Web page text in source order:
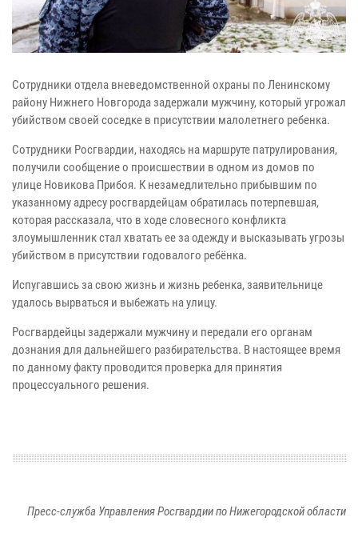
Сотрудники отдела вневедомственной охраны по Ленинскому
району Нижнего Новгорода задержали мужчину, который угрожал
убийством своей соседке в присутствии малолетнего ребенка.
Сотрудники Росгвардии, находясь на маршруте патрулирования,
получили сообщение о происшествии в одном из домов по
улице Новикова Прибоя. К незамедлительно прибывшим по
указанному адресу росгвардейцам обратилась потерпевшая,
которая рассказала, что в ходе словесного конфликта
злоумышленник стал хватать ее за одежду и высказывать угрозы
убийством в присутствии годовалого ребёнка.
Испугавшись за свою жизнь и жизнь ребенка, заявительнице
удалось вырваться и выбежать на улицу.
Росгвардейцы задержали мужчину и передали его органам
дознания для дальнейшего разбирательства. В настоящее время
по данному факту проводится проверка для принятия
процессуального решения.
Пресс-служба Управления Росгвардии по Нижегородской области